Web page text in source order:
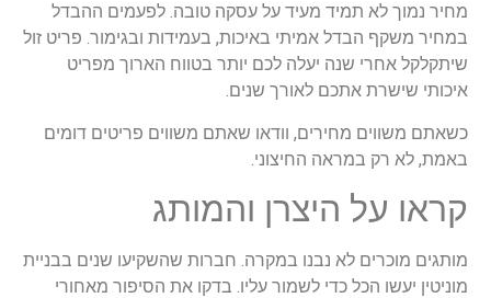
מחיר נמוך לא תמיד מעיד על עסקה טובה. לפעמים ההבדל
במחיר משקף הבדל אמיתי באיכות, בעמידות ובגימור. פריט זול
שיתקלקל אחרי שנה יעלה לכם יותר בטווח הארוך מפריט
איכותי שישרת אתכם לאורך שנים.
כשאתם משווים מחירים, וודאו שאתם משווים פריטים דומים
באמת, לא רק במראה החיצוני.
קראו על היצרן והמותג
מותגים מוכרים לא נבנו במקרה. חברות שהשקיעו שנים בבניית
מוניטין יעשו הכל כדי לשמור עליו. בדקו את הסיפור מאחורי